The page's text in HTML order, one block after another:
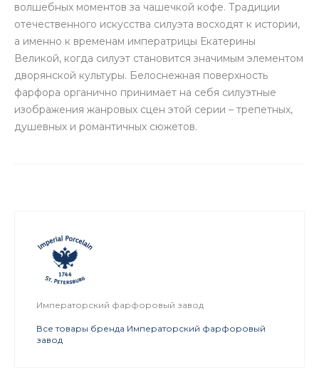
волшебных моментов за чашечкой кофе. Традиции
отечественного искусства силуэта восходят к истории,
а именно к временам императрицы Екатерины
Великой, когда силуэт становится значимым элементом
дворянской культуры. Белоснежная поверхность
фарфора органично принимает на себя силуэтные
изображения жанровых сцен этой серии – трепетных,
душевных и романтичных сюжетов.
Императорский фарфоровый завод
Все товары бренда Императорский фарфоровый
завод